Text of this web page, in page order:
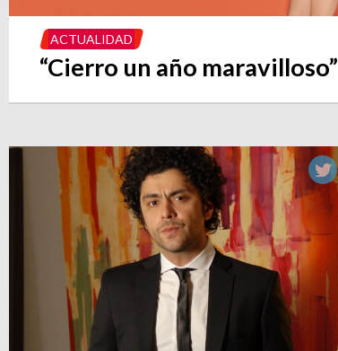
ACTUALIDAD
“Cierro un año maravilloso”